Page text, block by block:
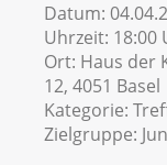
Datum:
Uhrzeit: 18:00
Ort: Haus der
12, 4051 Basel
Kategorie:
Zielgruppe: